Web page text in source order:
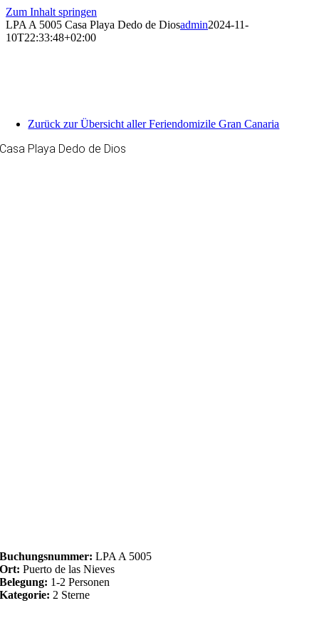
Zum Inhalt springen
LPA A 5005 Casa Playa Dedo de Diosadmin2024-11-
10T22:33:48+02:00
Zurück zur Übersicht aller Feriendomizile Gran Canaria
Casa Playa Dedo de Dios
Buchungsnummer: LPA A 5005
Ort: Puerto de las Nieves
Belegung: 1-2 Personen
Kategorie: 2 Sterne